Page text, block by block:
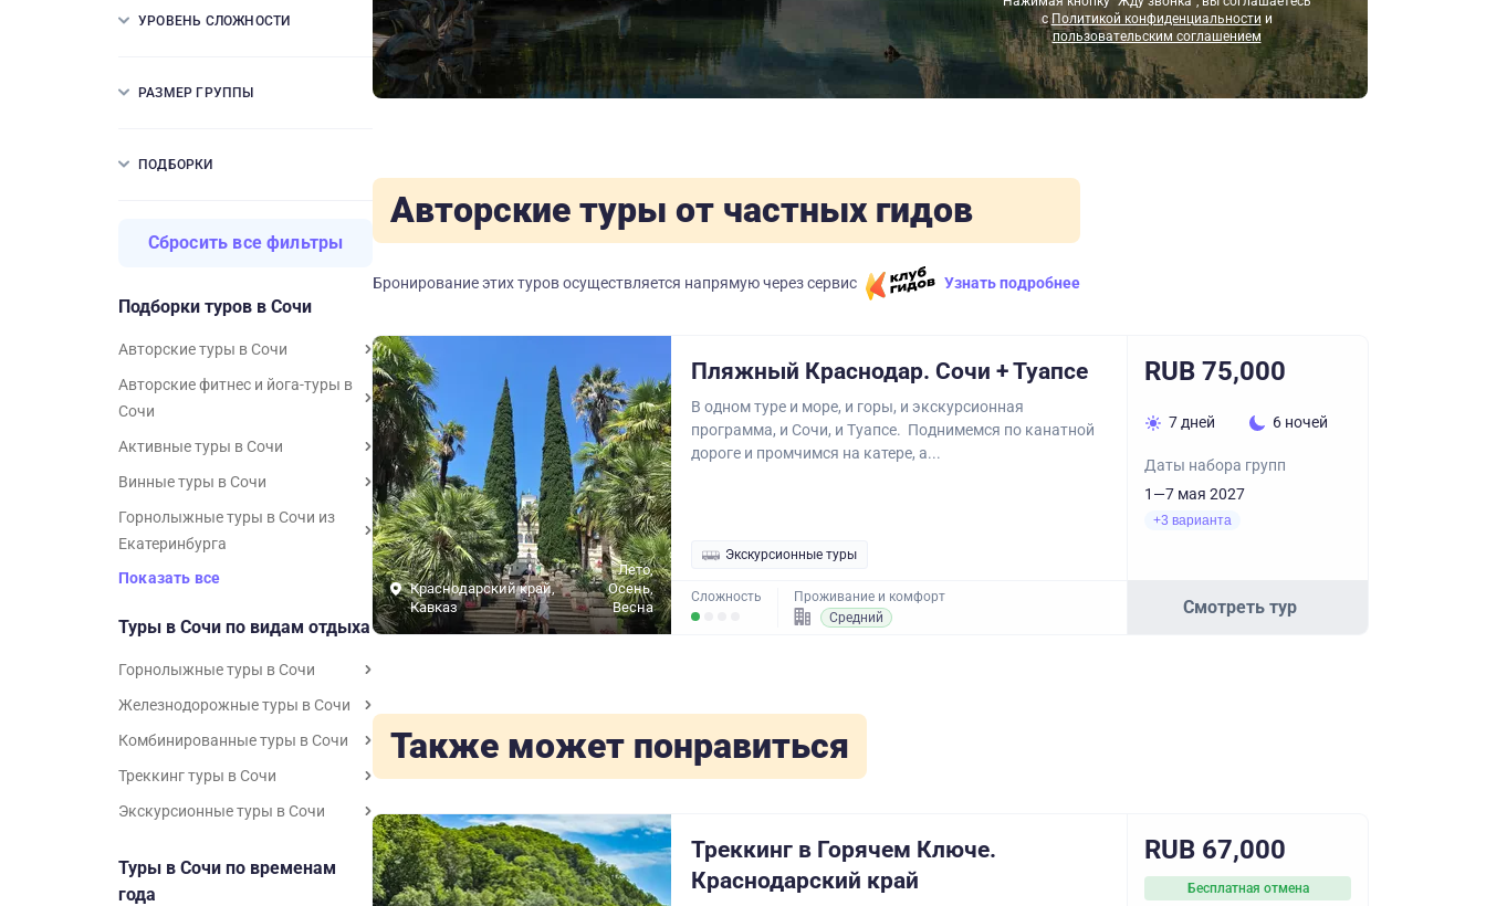
УРОВЕНЬ СЛОЖНОСТИ
РАЗМЕР ГРУППЫ
ПОДБОРКИ
Сбросить все фильтры
Подборки туров в Сочи
Авторские туры в Сочи
Авторские фитнес и йога-туры в
Сочи
Активные туры в Сочи
Винные туры в Сочи
Горнолыжные туры в Сочи из
Екатеринбурга
Показать все
Туры в Сочи по видам отдыха
Горнолыжные туры в Сочи
Железнодорожные туры в Сочи
Комбинированные туры в Сочи
Треккинг туры в Сочи
Экскурсионные туры в Сочи
Туры в Сочи по временам
года
сПолитикой конфиденциальности и
пользовательским соглашением
Авторские туры от частных гидов
Бронирование этих туров осуществляется напрямую через сервис Узнать подробнее
Краснодарский край,
Кавказ
Лето,
Осень,
Весна
Пляжный Краснодар. Сочи + Туапсе
В одном туре и море, и горы, и экскурсионная
программа, и Сочи, и Туапсе. Поднимемся по канатной
дороге и промчимся на катере, а...
Экскурсионные туры
Сложность
Проживание и комфорт
Средний
RUB 75,000
7 дней 6 ночей
Даты набора групп
1—7 мая 2027
+3 варианта
Смотреть тур
Также может понравиться
Треккинг в Горячем Ключе.
Краснодарский край
RUB 67,000
Бесплатная отмена